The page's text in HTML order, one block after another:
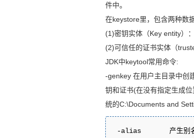
件中。
在keystore里，包含两种数据
(1)密钥实体（Key entity）
(2)可信任的证书实体（
JDK中keytool常用命令:
-genkey 在用户主目录中创
钥和证书(在没有指定生成
统的C:\Documents and
-alias       产生别名,